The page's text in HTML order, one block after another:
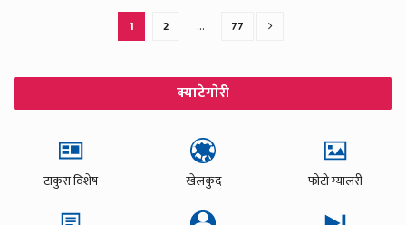
1 2 … 77
क्याटेगाेरी
टाकुरा विशेष खेलकुद फोटो ग्यालरी